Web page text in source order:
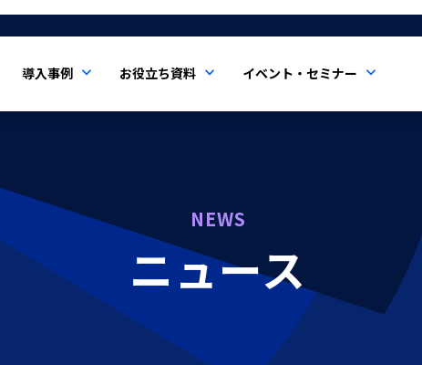
導入事例 お役立ち資料 イベント・セミナー
NEWS
ニュース